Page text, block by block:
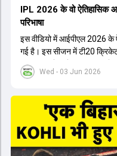
Wed - 03 Jun 2026
IPL 2026 के वो ऐतिहासिक
परिभाषा
इस वीडियो में आईपीएल 2026 के
गई है। इस सीजन में टी20 क्रिकेट
भारतीय बल्लेबाजों का स्ट्राइक रेट
1426 छक्के लगे और 65 बार टीमों
स्ट्राइक रेट के साथ मोस्ट
और बेंगलुरु के प्रदर्शन के साथ-
के आंकड़ों का भी विश्लेषण किया